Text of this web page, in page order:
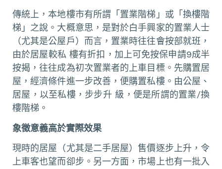
傳統上，本地樓市有所謂「置業階梯」或「換樓階
梯」之說。大概意思，是對於白手興家的置業人士
（尤其是公屋戶）而言，置業時往往會按部就班，
由於居屋較私 樓有折扣，加上可免按保申請9成半
按揭，往往成為初次置業者的上車目標。先購置居
屋，經濟條件進一步改善，便購置私樓。由公屋、
居屋，以至私樓，步步升 級，便是所謂的置業/換
樓階梯。
象徵意義高於實際效果
現時的居屋（尤其是二手居屋）售價逐步上升，令
上車客也望而卻步。另一方面，市場上也有一批入